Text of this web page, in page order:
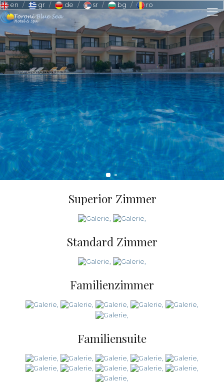
en gr de sr bg ro
Superior Zimmer
Standard Zimmer
Familienzimmer
Familiensuite